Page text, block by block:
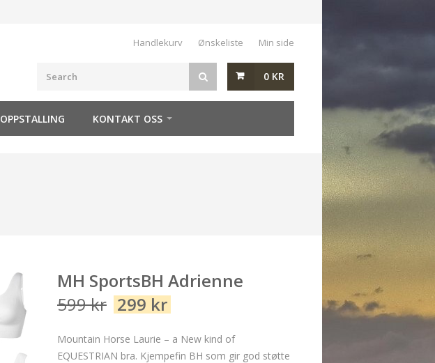
Handlekurv Ønskeliste Min side
0 KR
OPPSTALLING KONTAKT OSS
MH SportsBH Adrienne
599kr 299 kr
Mountain Horse Laurie – a New kind of
EQUESTRIAN bra. Kjempefin BH som gir god støtte